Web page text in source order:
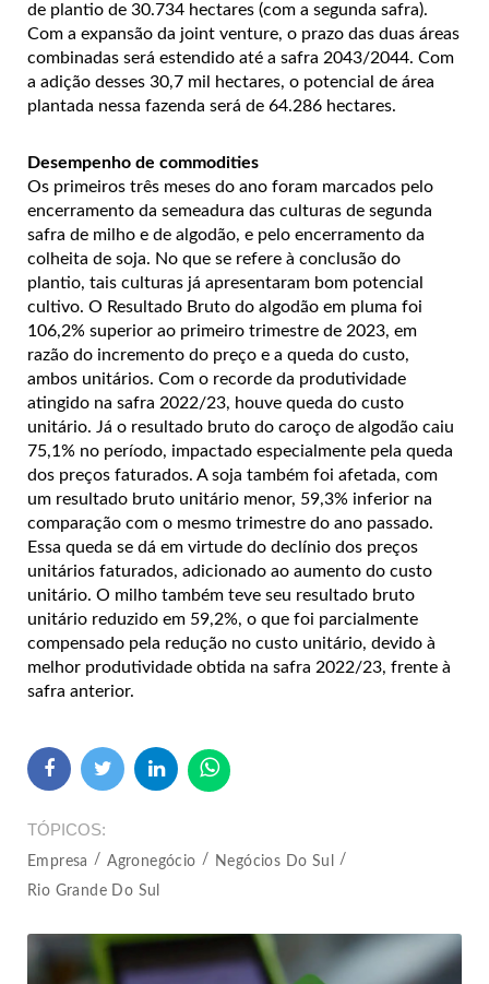
de plantio de 30.734 hectares (com a segunda safra).
Com a expansão da joint venture, o prazo das duas áreas
combinadas será estendido até a safra 2043/2044. Com
a adição desses 30,7 mil hectares, o potencial de área
plantada nessa fazenda será de 64.286 hectares.
Desempenho de commodities
Os primeiros três meses do ano foram marcados pelo
encerramento da semeadura das culturas de segunda
safra de milho e de algodão, e pelo encerramento da
colheita de soja. No que se refere à conclusão do
plantio, tais culturas já apresentaram bom potencial
cultivo. O Resultado Bruto do algodão em pluma foi
106,2% superior ao primeiro trimestre de 2023, em
razão do incremento do preço e a queda do custo,
ambos unitários. Com o recorde da produtividade
atingido na safra 2022/23, houve queda do custo
unitário. Já o resultado bruto do caroço de algodão caiu
75,1% no período, impactado especialmente pela queda
dos preços faturados. A soja também foi afetada, com
um resultado bruto unitário menor, 59,3% inferior na
comparação com o mesmo trimestre do ano passado.
Essa queda se dá em virtude do declínio dos preços
unitários faturados, adicionado ao aumento do custo
unitário. O milho também teve seu resultado bruto
unitário reduzido em 59,2%, o que foi parcialmente
compensado pela redução no custo unitário, devido à
melhor produtividade obtida na safra 2022/23, frente à
safra anterior.
TÓPICOS
Empresa Agronegócio
Negócios Do Sul
Rio Grande Do Sul